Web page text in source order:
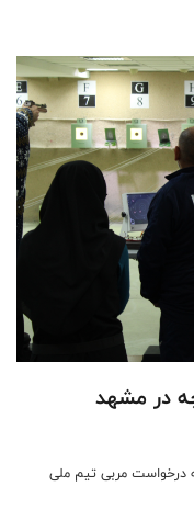
در مشهد
درخواست مربی تیم ملی